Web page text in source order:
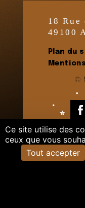
18 Rue
49100
Plan du
©
Ce site utilise des
ceux que vous
Tout accepter